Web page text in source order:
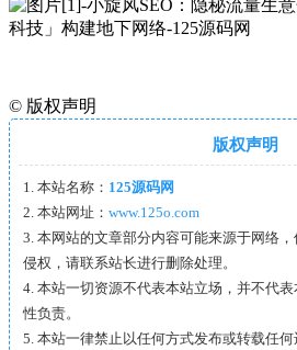
© 版权声明
版权声明
1. 本站名称： 125源码网
2. 本站网址： www.125o.com
3. 本网站的文章部分内容可能来源于网络
侵权，请联系站长进行删除处理。
4. 本站一切资源不代表本站立场，并不代
性负责。
5. 本站一律禁止以任何方式发布或转载任